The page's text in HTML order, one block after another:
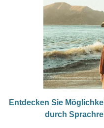
Entdecken Sie
durch